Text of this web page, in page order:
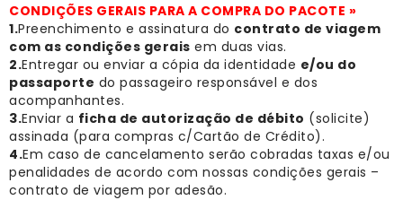
CONDIÇÕES GERAIS PARA A COMPRA DO PACOTE »
1.Preenchimento e assinatura do contrato de viagem
com as condições gerais em duas vias.
2.Entregar ou enviar a cópia da identidade e/ou do
passaporte do passageiro responsável e dos
acompanhantes.
3.Enviar a ficha de autorização de débito (solicite)
assinada (para compras c/Cartão de Crédito).
4.Em caso de cancelamento serão cobradas taxas e/ou
penalidades de acordo com nossas condições gerais –
contrato de viagem por adesão.